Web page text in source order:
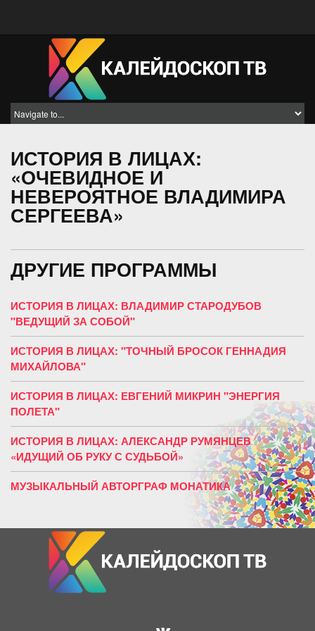
ИСТОРИЯ В ЛИЦАХ:
«ОЧЕВИДНОЕ И
НЕВЕРОЯТНОЕ ВЛАДИМИРА
СЕРГЕЕВА»
ДРУГИЕ ПРОГРАММЫ
ИСТОРИЯ В ЛИЦАХ: ВЛАДИМИР СТАРОДУБОВ
"ВЕДУЩИЙ ЗА СОБОЙ"
ИСТОРИЯ В ЛИЦАХ: "ТОЧНЫЙ БРОСОК ГЕННАДИЯ
МИХАЙЛОВА"
ИСТОРИЯ В ЛИЦАХ: ЕВГЕНИЙ МИКРИН "ЭНЕРГИЯ
ПОЛЕТА"
ИСТОРИЯ В ЛИЦАХ: АЛЕКСАНДР РУМЯНЦЕВ
«ИДУЩИЙ ОБ РУКУ С СУДЬБОЙ»
МУЗЫКАЛЬНЫЙ АВТОРГРАФ МОНАТИКА